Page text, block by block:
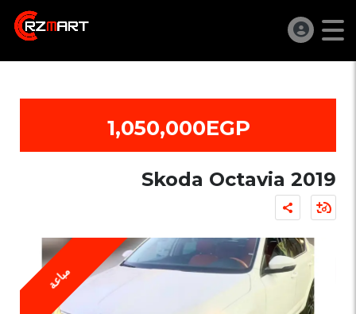
1,050,000EGP
Skoda Octavia 2019
مباعة